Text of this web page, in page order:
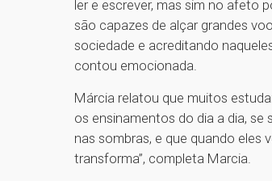
ler e escrever, mas sim no afeto
são capazes de alçar grandes
sociedade e acreditando
contou emocionada.
Márcia relatou que muitos
os ensinamentos do dia a dia, se
nas sombras, e que quando eles
transforma”, completa Marcia.